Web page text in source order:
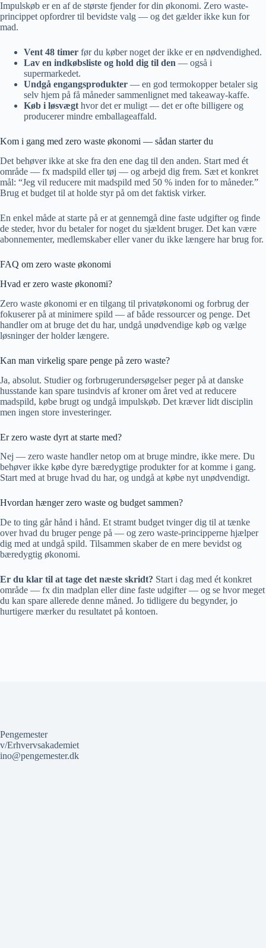
Impulskøb er en af de største fjender for din økonomi. Zero waste-
princippet opfordrer til bevidste valg — og det gælder ikke kun for
mad.
Vent 48 timer før du køber noget der ikke er en nødvendighed.
Lav en indkøbsliste og hold dig til den — også i
supermarkedet.
Undgå engangsprodukter — en god termokopper betaler sig
selv hjem på få måneder sammenlignet med takeaway-kaffe.
Køb i løsvægt hvor det er muligt — det er ofte billigere og
producerer mindre emballageaffald.
Kom i gang med zero waste økonomi — sådan starter du
Det behøver ikke at ske fra den ene dag til den anden. Start med ét
område — fx madspild eller tøj — og arbejd dig frem. Sæt et konkret
mål: “Jeg vil reducere mit madspild med 50 % inden for to måneder.”
Brug et budget til at holde styr på om det faktisk virker.
En enkel måde at starte på er at gennemgå dine faste udgifter og finde
de steder, hvor du betaler for noget du sjældent bruger. Det kan være
abonnementer, medlemskaber eller vaner du ikke længere har brug for.
FAQ om zero waste økonomi
Hvad er zero waste økonomi?
Zero waste økonomi er en tilgang til privatøkonomi og forbrug der
fokuserer på at minimere spild — af både ressourcer og penge. Det
handler om at bruge det du har, undgå unødvendige køb og vælge
løsninger der holder længere.
Kan man virkelig spare penge på zero waste?
Ja, absolut. Studier og forbrugerundersøgelser peger på at danske
husstande kan spare tusindvis af kroner om året ved at reducere
madspild, købe brugt og undgå impulskøb. Det kræver lidt disciplin
men ingen store investeringer.
Er zero waste dyrt at starte med?
Nej — zero waste handler netop om at bruge mindre, ikke mere. Du
behøver ikke købe dyre bæredygtige produkter for at komme i gang.
Start med at bruge hvad du har, og undgå at købe nyt unødvendigt.
Hvordan hænger zero waste og budget sammen?
De to ting går hånd i hånd. Et stramt budget tvinger dig til at tænke
over hvad du bruger penge på — og zero waste-principperne hjælper
dig med at undgå spild. Tilsammen skaber de en mere bevidst og
bæredygtig økonomi.
Er du klar til at tage det næste skridt? Start i dag med ét konkret
område — fx din madplan eller dine faste udgifter — og se hvor meget
du kan spare allerede denne måned. Jo tidligere du begynder, jo
hurtigere mærker du resultatet på kontoen.
Pengemester
v/Erhvervsakademiet
ino@pengemester.dk